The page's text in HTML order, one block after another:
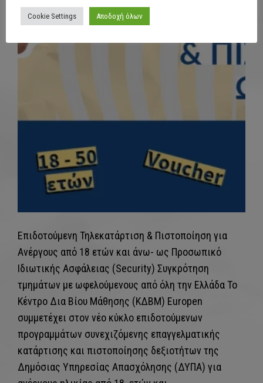
Επιδοτούμενη Τηλεκατάρτιση & Πιστοποίηση για
Ανέργους από 18 ετών και άνω- ως Προσωπικό
Ιδιωτικής Ασφάλειας (Security) Συγκρότηση
τμημάτων με ωφελούμενους από όλη την Ελλάδα Το
Κέντρο Δια Βίου Μάθησης (ΚΔΒΜ) Europen
συμμετέχει στον νέο κύκλο επιδοτούμενων
προγραμμάτων συνεχιζόμενης επαγγελματικής
κατάρτισης και πιστοποίησης δεξιοτήτων της
Δημόσιας Υπηρεσίας Απασχόλησης (ΔΥΠΑ) για
Cookie Settings Αποδοχή όλων